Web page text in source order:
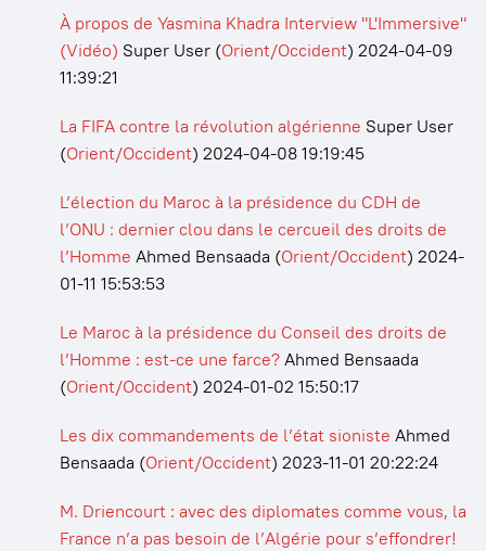
À propos de Yasmina Khadra Interview "L'Immersive"
(Vidéo) Super User (Orient/Occident) 2024-04-09
11:39:21
La FIFA contre la révolution algérienne Super User
(Orient/Occident) 2024-04-08 19:19:45
L’élection du Maroc à la présidence du CDH de
l’ONU : dernier clou dans le cercueil des droits de
l’Homme Ahmed Bensaada (Orient/Occident) 2024-
01-11 15:53:53
Le Maroc à la présidence du Conseil des droits de
l’Homme : est-ce une farce?Ahmed Bensaada
(Orient/Occident) 2024-01-02 15:50:17
Les dix commandements de l’état sioniste Ahmed
Bensaada (Orient/Occident) 2023-11-01 20:22:24
M. Driencourt : avec des diplomates comme vous, la
France n’a pas besoin de l’Algérie pour s’effondrer!